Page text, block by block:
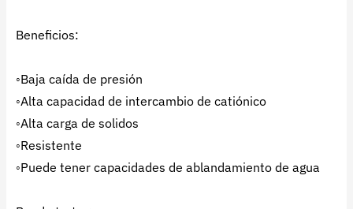
Beneficios:
◦Baja caída de presión
◦Alta capacidad de intercambio de catiónico
◦Alta carga de solidos
◦Resistente
◦Puede tener capacidades de ablandamiento de agua